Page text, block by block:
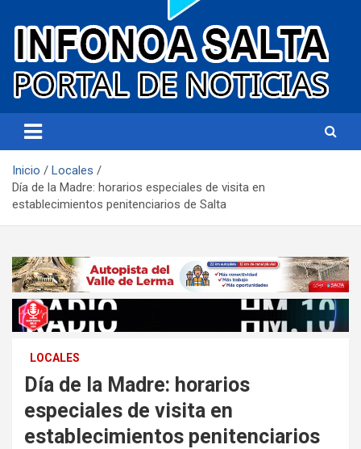
Infonoa Salta
Inicio
Locales
Día de la Madre: horarios especiales de visita en
establecimientos penitenciarios de Salta
LOCALES
Día de la Madre: horarios
especiales de visita en
establecimientos penitenciarios